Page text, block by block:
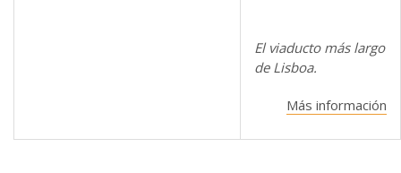
El viaducto más largo
de Lisboa.
Más información